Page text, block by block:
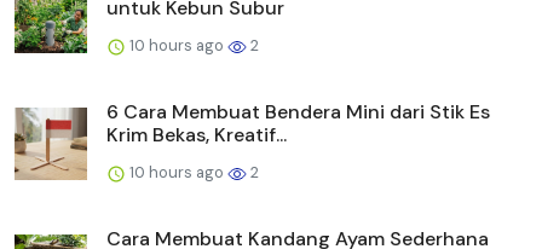
untuk Kebun Subur
10 hours ago 2
6 Cara Membuat Bendera Mini dari Stik Es
Krim Bekas, Kreatif...
10 hours ago 2
Cara Membuat Kandang Ayam Sederhana